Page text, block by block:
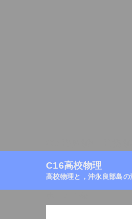
C16高校物理
高校物理と，沖永良部島